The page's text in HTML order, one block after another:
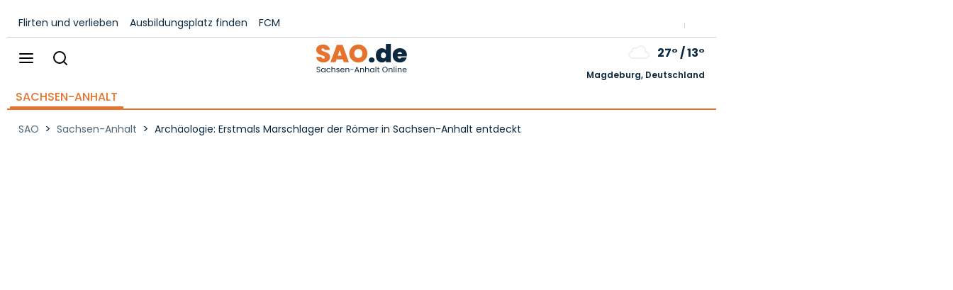
Flirten und verlieben Ausbildungsplatz finden FCM
27°/13°
Magdeburg, Deutschland
SACHSEN-ANHALT
SAO > Sachsen-Anhalt > Archäologie: Erstmals Marschlager der Römer in Sachsen-Anhalt entdeckt